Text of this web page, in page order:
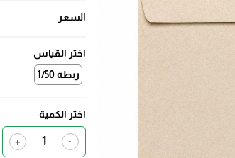
السعر
اختر القياس
ربطة 1/50
اختر الكمية
-
+